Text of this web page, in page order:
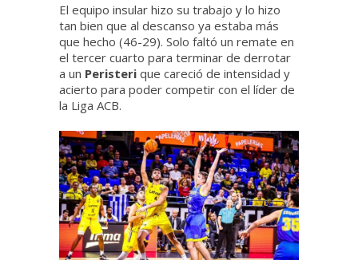
El equipo insular hizo su trabajo y lo hizo
tan bien que al descanso ya estaba más
que hecho (46-29). Solo faltó un remate en
el tercer cuarto para terminar de derrotar
a un Peristeri que careció de intensidad y
acierto para poder competir con el líder de
la Liga ACB.